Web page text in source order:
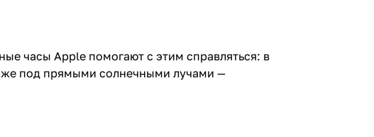
часы Apple помогают с этим справляться: в
под прямыми солнечными лучами —